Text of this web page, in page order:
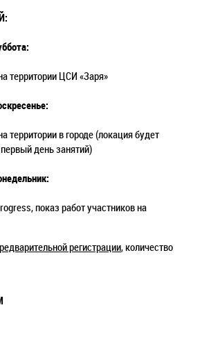
территории ЦСИ «Заря»
территории в городе (локация будет
день занятий)
показ работ участников на
регистрации, количество